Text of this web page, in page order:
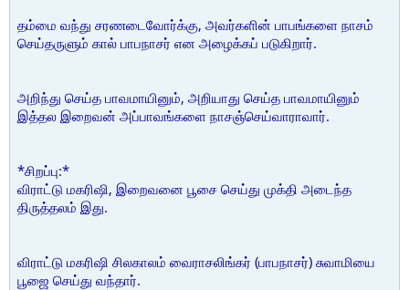
தம்மை வந்து சரணடைவோர்க்கு, அவர்களின் பாபங்களை நாசம்
செய்தருளும் கால் பாபநாசர் என அழைக்கப் படுகிறார்.
அறிந்து செய்த பாவமாயினும், அறியாது செய்த பாவமாயினும்
இத்தல இறைவன் அப்பாவங்களை நாசஞ்செய்வாராவார்.
*சிறப்பு:*
விராட்டு மகரிஷி, இறைவனை பூசை செய்து முக்தி அடைந்த
திருத்தலம் இது.
விராட்டு மகரிஷி சிலகாலம் வைராசலிங்கர் (பாபநாசர்) சுவாமியை
பூஜை செய்து வந்தார்.